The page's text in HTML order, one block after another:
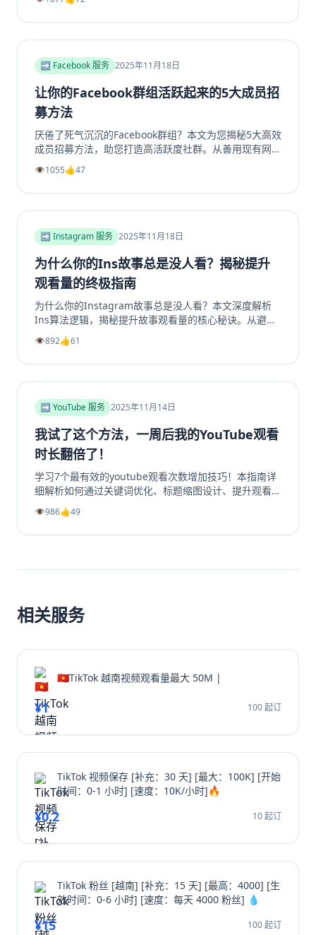
或企业账号，避免常见陷阱，实现商业增长。掌握核心策
略，玩转TikTok营销。
➡️ Facebook 服务 2025年11月18日
让你的Facebook群组活跃起来的5大成员招
募方法
厌倦了死气沉沉的Facebook群组？本文为您揭秘5大高效
成员招募方法，助您打造高活跃度社群。从善用现有网
络、优化群组资料，到利用Facebook生态系统内部引
流、创造高价值内容，再到策划专属活动，我们提供一步
步的实操指南。学习如何将精准用户转化为活跃成员，彻
Facebook群组重现生机与活力。立即阅读，开启您的社
群繁荣之路！
👁️1055👍47
➡️ Instagram 服务 2025年11月18日
为什么你的Ins故事总是没人看？揭秘提升
观看量的终极指南
为什么你的Instagram故事总是没人看？本文深度解析
Ins算法逻辑，揭秘提升故事观看量的核心秘诀。从避免
内容陷阱、善用投票问答等互动工具，到优化发布时机、
利用精选故事功能，我们提供一套完整的实战指南。学习
如何创作吸引眼球的开场、提供娱乐或教育价值，并有效
得更多Instagram帖子点赞，这篇超过2000字的终极指
南都将为你指明方向，让你的Ins故事从无人问津变为流
量磁石。
👁️892👍61
➡️ YouTube 服务 2025年11月14日
我试了这个方法，一周后我的YouTube观看
时长翻倍了！
学习7个最有效的youtube观看次数增加技巧！本指南详
细解析如何通过关键词优化、标题缩图设计、提升观看时
长、利用Shorts引流及社群运营等策略，系统性地提升
你的YouTube视频播放量、YouTube订阅和YouTube观
看时长。无论新手或老手，都能通过这些实战方法让频道
👁️986👍49
相关服务
🇻🇳TikTok 越南视频观看量最大 50M |
¥1 100 起订
TikTok 视频保存 [补充：30 天] [最大：100K] [开始
时间：0-1 小时] [速度：10K/小时]🔥
¥0.2 10 起订
TikTok 粉丝 [越南] [补充：15 天] [最高：4000] [生
效时间：0-6 小时] [速度：每天 4000 粉丝] 💧
¥15 100 起订